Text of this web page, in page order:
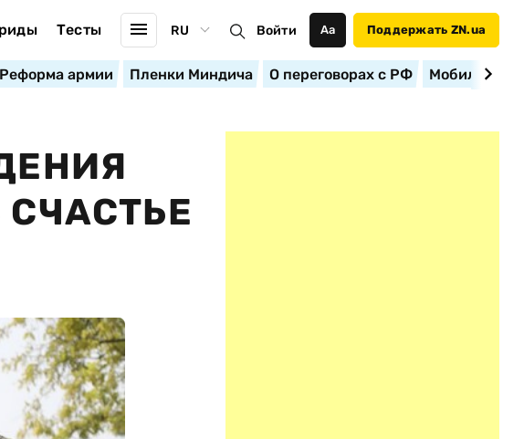
Тесты RU Войти Аа Поддержать ZN.ua
Реформа армии Пленки Миндича О переговорах с РФ